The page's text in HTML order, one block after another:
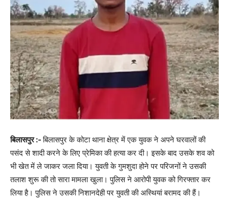
बिलासपुर :-बिलासपुर के कोटा थाना क्षेत्र में एक युवक ने अपने घरवालों की
पसंद से शादी करने के लिए प्रेमिका की हत्या कर दी। इसके बाद उसके शव को
भी खेत में ले जाकर जला दिया। युवती के गुमशुदा होने पर परिजनों ने उसकी
तलाश शुरू की तो सारा मामला खुला। पुलिस ने आरोपी युवक को गिरफ्तार कर
लिया है। पुलिस ने उसकी निशानदेही पर युवती की अस्थियां बरामद की हैं।